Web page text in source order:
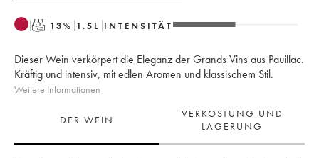
T 13% 1.5 L INTENSITÄT
Dieser Wein verkörpert die Eleganz der Grands Vins aus Pauillac.
Kräftig und intensiv, mit edlen Aromen und klassischem Stil.
Weitere Informationen
DER WEIN
VERKOSTUNG UND
LAGERUNG